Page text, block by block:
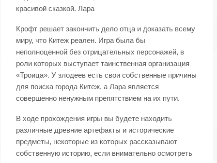
красивой сказкой. Лара
Крофт решает закончить дело отца и доказать всему
миру, что Китеж реален. Игра была бы
неполноценной без отрицательных персонажей, в
роли которых выступает таинственная организация
«Троица». У злодеев есть свои собственные причины
для поиска города Китеж, а Лара является
совершенно ненужным препятствием на их пути.
В ходе прохождения игры вы будете находить
различные древние артефакты и исторические
предметы, некоторые из которых рассказывают
собственную историю, если внимательно осмотреть